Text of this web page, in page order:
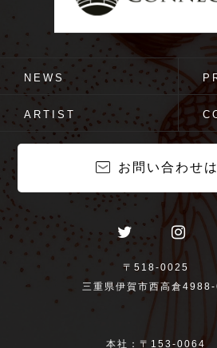
NEWS
ARTIST
お問い合わせ
〒518-0025
三重県伊賀市西高倉
本社：〒153-0064